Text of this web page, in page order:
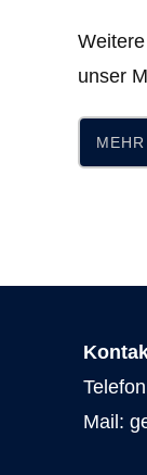
unser
MEHR
Mail: